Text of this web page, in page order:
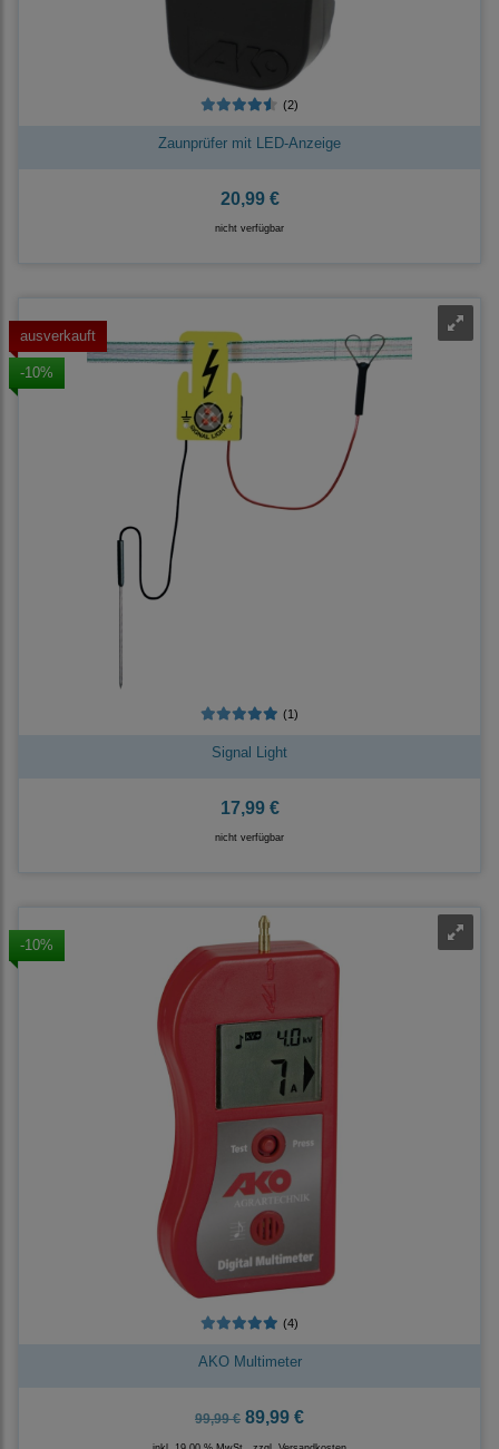
(2)
Zaunprüfer mit LED-Anzeige
20,99 €
nicht verfügbar
ausverkauft
-10%
(1)
Signal Light
17,99 €
nicht verfügbar
-10%
(4)
AKO Multimeter
99,99 € 89,99 €